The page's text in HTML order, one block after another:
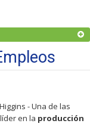
- Una de las
en la producción